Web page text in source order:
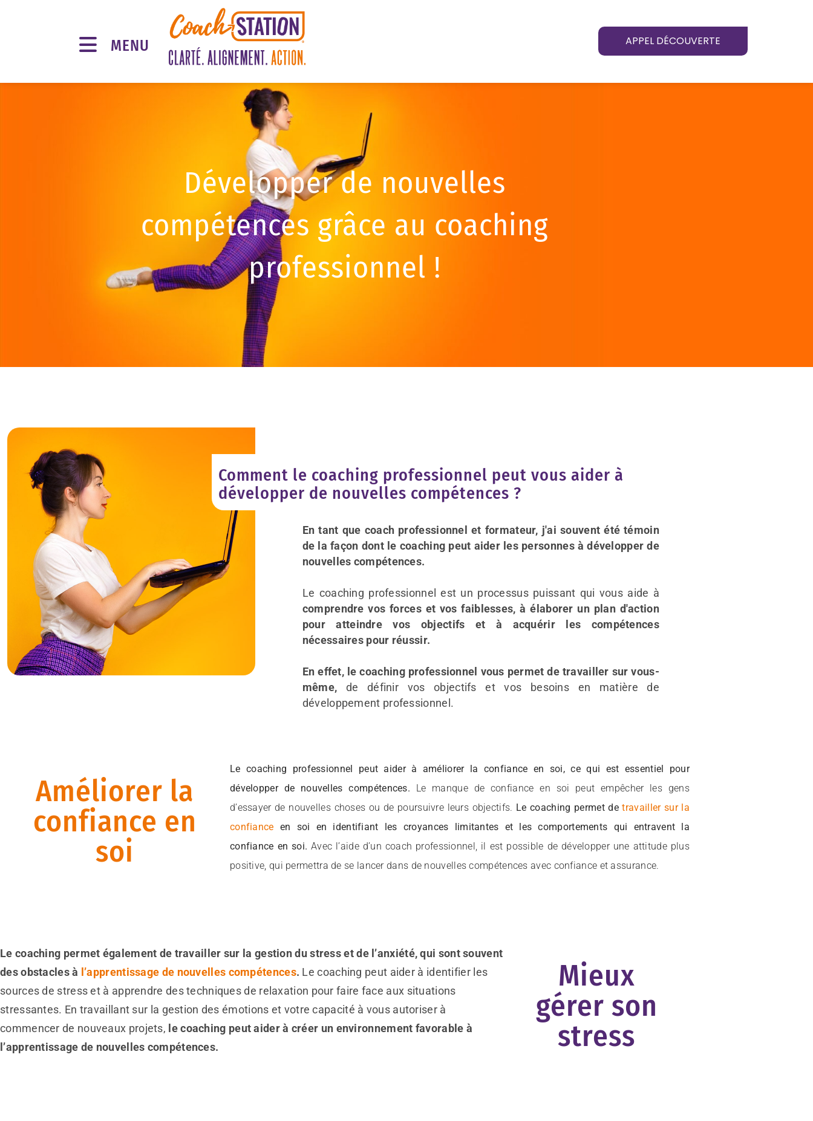
MENU APPEL DÉCOUVERTE
Développer de nouvelles
compétences grâce au coaching
professionnel !
Comment le coaching professionnel peut vous aider à
développer de nouvelles compétences ?
En tant que coach professionnel et formateur, j'ai souvent été témoin
de la façon dont le coaching peut aider les personnes à développer de
nouvelles compétences.
Le coaching professionnel est un processus puissant qui vous aide à
comprendre vos forces et vos faiblesses, à élaborer un plan d'action
pour atteindre vos objectifs et à acquérir les compétences
nécessaires pour réussir.
En effet, le coaching professionnel vous permet de travailler sur vous-
même, de définir vos objectifs et vos besoins en matière de
développement professionnel.
Améliorer la
confiance en
soi
Le coaching professionnel peut aider à améliorer la confiance en soi, ce qui est essentiel pour
développer de nouvelles compétences. Le manque de confiance en soi peut empêcher les gens
d’essayer de nouvelles choses ou de poursuivre leurs objectifs. Le coaching permet detravailler sur la
confiance en soi en identifiant les croyances limitantes et les comportements qui entravent la
confiance en soi.Avec l’aide d’un coach professionnel, il est possible de développer une attitude plus
positive, qui permettra de se lancer dans de nouvelles compétences avec confiance et assurance.
Le coaching permet également de travailler sur la gestion du stress et de l’anxiété, qui sont souvent
des obstacles à l’apprentissage de nouvelles compétences. Le coaching peut aider à identifier les
sources de stress et à apprendre des techniques de relaxation pour faire face aux situations
stressantes. En travaillant sur la gestion des émotions et votre capacité à vous autoriser à
commencer de nouveaux projets, le coaching peut aider à créer un environnement favorable à
l’apprentissage de nouvelles compétences.
Mieux
gérer son
stress